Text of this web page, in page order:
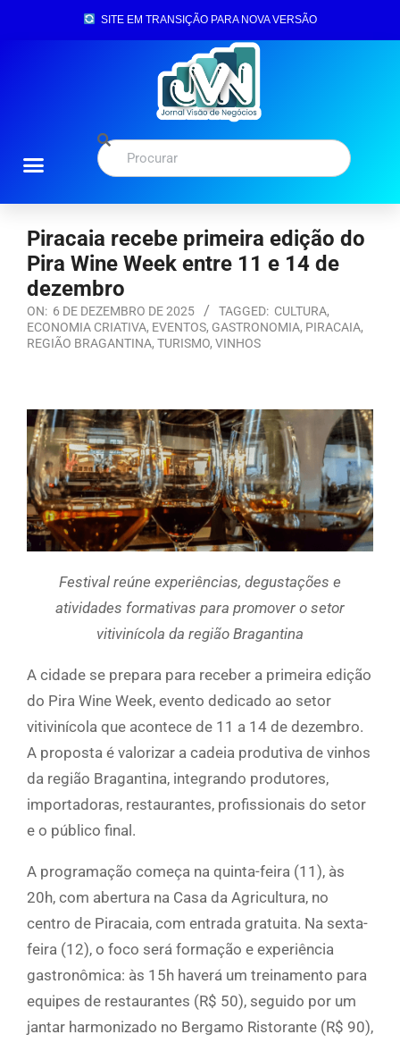
SITE EM TRANSIÇÃO PARA NOVA VERSÃO
Piracaia recebe primeira edição do
Pira Wine Week entre 11 e 14 de
dezembro
ON: 6 DE DEZEMBRO DE 2025 TAGGED: CULTURA,
ECONOMIA CRIATIVA, EVENTOS, GASTRONOMIA, PIRACAIA,
REGIÃO BRAGANTINA, TURISMO, VINHOS
Festival reúne experiências, degustações e
atividades formativas para promover o setor
vitivinícola da região Bragantina
A cidade se prepara para receber a primeira edição
do Pira Wine Week, evento dedicado ao setor
vitivinícola que acontece de 11 a 14 de dezembro.
A proposta é valorizar a cadeia produtiva de vinhos
da região Bragantina, integrando produtores,
importadoras, restaurantes, profissionais do setor
e o público final.
A programação começa na quinta-feira (11), às
20h, com abertura na Casa da Agricultura, no
centro de Piracaia, com entrada gratuita. Na sexta-
feira (12), o foco será formação e experiência
gastronômica: às 15h haverá um treinamento para
equipes de restaurantes (R$ 50), seguido por um
jantar harmonizado no Bergamo Ristorante (R$ 90),